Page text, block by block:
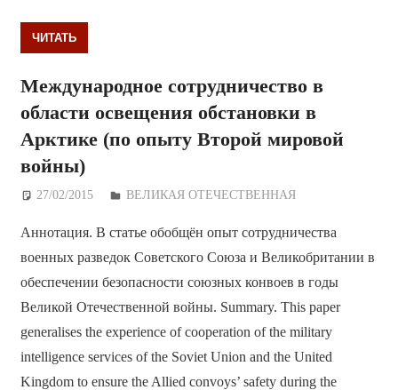
ЧИТАТЬ
Международное сотрудничество в
области освещения обстановки в
Арктике (по опыту Второй мировой
войны)
27/02/2015 Дежурный по Редакции
ВЕЛИКАЯ ОТЕЧЕСТВЕННАЯ
Аннотация. В статье обобщён опыт сотрудничества
военных разведок Советского Союза и Великобритании в
обеспечении безопасности союзных конвоев в годы
Великой Отечественной войны. Summary. This paper
generalises the experience of cooperation of the military
intelligence services of the Soviet Union and the United
Kingdom to ensure the Allied convoys’ safety during the